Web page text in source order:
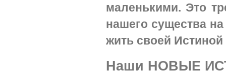
маленькими. Это
нашего существа
жить своей
Наши НОВЫЕ